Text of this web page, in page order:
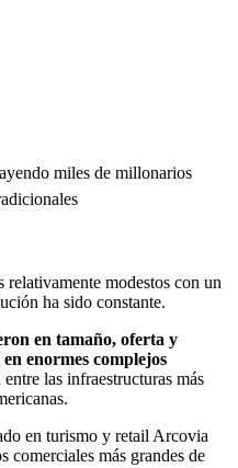
miles de millonarios
relativamente modestos con un
ha sido constante.
en tamaño, oferta y
enormes complejos
las infraestructuras más
en turismo y retail Arcovia
comerciales más grandes de